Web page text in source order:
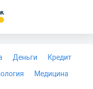
Деньги
Кредит
Медицина